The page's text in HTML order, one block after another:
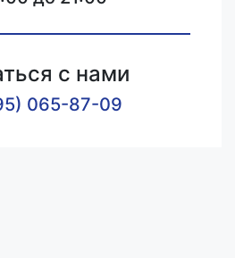
с нами
065-87-09